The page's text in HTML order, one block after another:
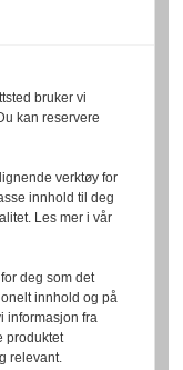
bruker vi
kan reservere
verktøy for
innhold til deg
Les mer i vår
deg som det
innhold og på
informasjon fra
produktet
relevant.